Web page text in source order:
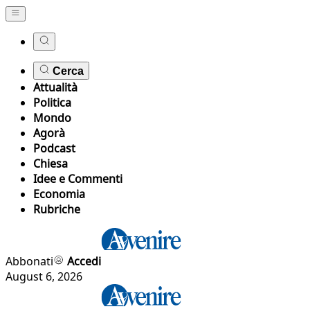
Cerca
Attualità
Politica
Mondo
Agorà
Podcast
Chiesa
Idee e Commenti
Economia
Rubriche
Abbonati
Accedi
August 6, 2026